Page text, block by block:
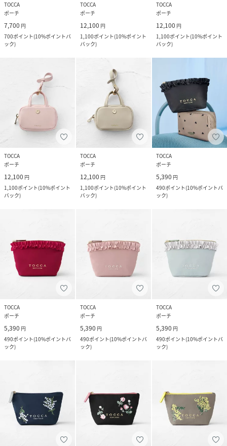
TOCCA
ポーチ
7,700 円
700ポイント(10%ポイントバ
ック)
TOCCA
ポーチ
12,100 円
1,100ポイント(10%ポイント
バック)
TOCCA
ポーチ
12,100 円
1,100ポイント(10%ポイント
バック)
TOCCA
ポーチ
12,100 円
1,100ポイント(10%ポイント
バック)
TOCCA
ポーチ
12,100 円
1,100ポイント(10%ポイント
バック)
TOCCA
ポーチ
5,390 円
490ポイント(10%ポイントバ
ック)
TOCCA
ポーチ
5,390 円
490ポイント(10%ポイントバ
ック)
TOCCA
ポーチ
5,390 円
490ポイント(10%ポイントバ
ック)
TOCCA
ポーチ
5,390 円
490ポイント(10%ポイントバ
ック)